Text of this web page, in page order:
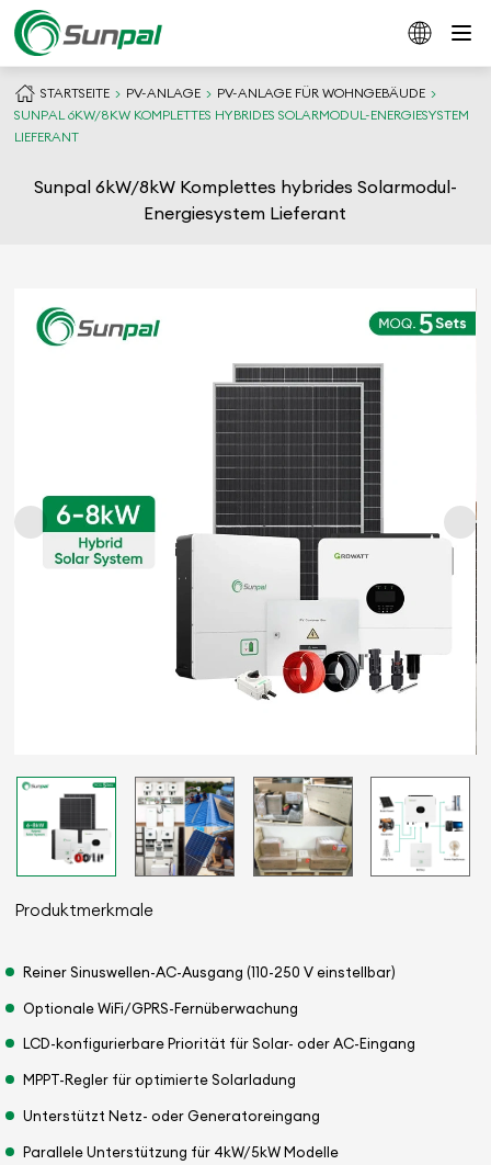
STARTSEITE PV-ANLAGE
PV-ANLAGE FÜR WOHNGEBÄUDE
SUNPAL 6KW/8KW KOMPLETTES HYBRIDES SOLARMODUL-ENERGIESYSTEM
LIEFERANT
Sunpal 6kW/8kW Komplettes hybrides Solarmodul-
Energiesystem Lieferant
Produktmerkmale
Reiner Sinuswellen-AC-Ausgang (110-250 V einstellbar)
Optionale WiFi/GPRS-Fernüberwachung
LCD-konfigurierbare Priorität für Solar- oder AC-Eingang
MPPT-Regler für optimierte Solarladung
Unterstützt Netz- oder Generatoreingang
Parallele Unterstützung für 4kW/5kW Modelle